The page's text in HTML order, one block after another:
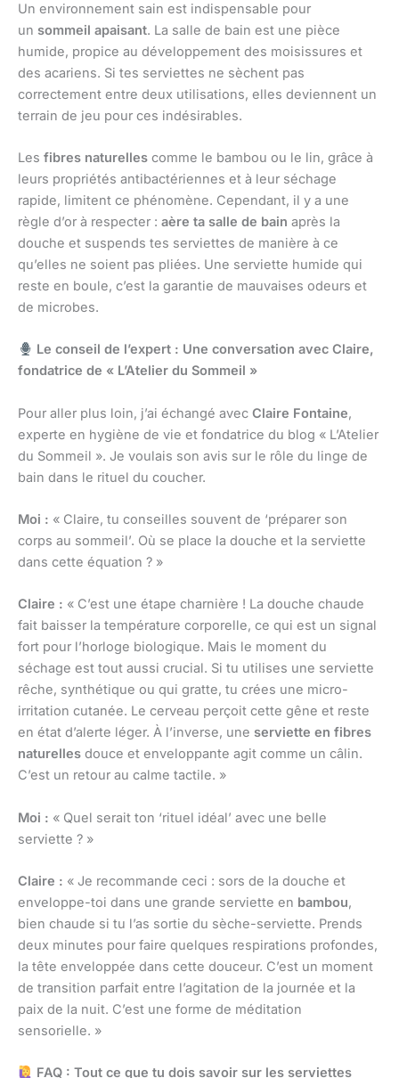
Un environnement sain est indispensable pour
un sommeil apaisant. La salle de bain est une pièce
humide, propice au développement des moisissures et
des acariens. Si tes serviettes ne sèchent pas
correctement entre deux utilisations, elles deviennent un
terrain de jeu pour ces indésirables.
Les fibres naturelles comme le bambou ou le lin, grâce à
leurs propriétés antibactériennes et à leur séchage
rapide, limitent ce phénomène. Cependant, il y a une
règle d’or à respecter : aère ta salle de bain après la
douche et suspends tes serviettes de manière à ce
qu’elles ne soient pas pliées. Une serviette humide qui
reste en boule, c’est la garantie de mauvaises odeurs et
de microbes.
Le conseil de l’expert : Une conversation avec Claire,
fondatrice de « L’Atelier du Sommeil »
Pour aller plus loin, j’ai échangé avec Claire Fontaine,
experte en hygiène de vie et fondatrice du blog « L’Atelier
du Sommeil ». Je voulais son avis sur le rôle du linge de
bain dans le rituel du coucher.
Moi : « Claire, tu conseilles souvent de ‘préparer son
corps au sommeil’. Où se place la douche et la serviette
dans cette équation ? »
Claire : « C’est une étape charnière ! La douche chaude
fait baisser la température corporelle, ce qui est un signal
fort pour l’horloge biologique. Mais le moment du
séchage est tout aussi crucial. Si tu utilises une serviette
rêche, synthétique ou qui gratte, tu crées une micro-
irritation cutanée. Le cerveau perçoit cette gêne et reste
en état d’alerte léger. À l’inverse, une serviette en fibres
naturelles douce et enveloppante agit comme un câlin.
C’est un retour au calme tactile. »
Moi : « Quel serait ton ‘rituel idéal’ avec une belle
serviette ? »
Claire : « Je recommande ceci : sors de la douche et
enveloppe-toi dans une grande serviette en bambou,
bien chaude si tu l’as sortie du sèche-serviette. Prends
deux minutes pour faire quelques respirations profondes,
la tête enveloppée dans cette douceur. C’est un moment
de transition parfait entre l’agitation de la journée et la
paix de la nuit. C’est une forme de méditation
sensorielle. »
FAQ : Tout ce que tu dois savoir sur les serviettes